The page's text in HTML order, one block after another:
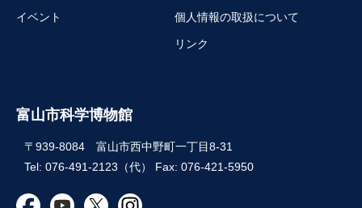
富山市科学博物館
〒939-8084 富山市西中野町一丁目8-31
Tel: 076-491-2123（代） Fax: 076-421-5950
イベント 個人情報の取扱について
リンク